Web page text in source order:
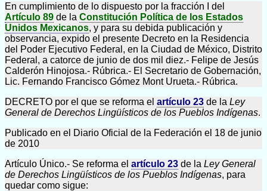
En cumplimiento de lo dispuesto por la fracción I del
Artículo 89 de la Constitución Política de los Estados
Unidos Mexicanos, y para su debida publicación y
observancia, expido el presente Decreto en la Residencia
del Poder Ejecutivo Federal, en la Ciudad de México, Distrito
Federal, a catorce de junio de dos mil diez.- Felipe de Jesús
Calderón Hinojosa.- Rúbrica.- El Secretario de Gobernación,
Lic. Fernando Francisco Gómez Mont Urueta.- Rúbrica.
DECRETO por el que se reforma el artículo 23 de la Ley
General de Derechos Lingüísticos de los Pueblos Indígenas.
Publicado en el Diario Oficial de la Federación el 18 de junio
de 2010
Artículo Único.- Se reforma el artículo 23 de la Ley General
de Derechos Lingüísticos de los Pueblos Indígenas, para
quedar como sigue: